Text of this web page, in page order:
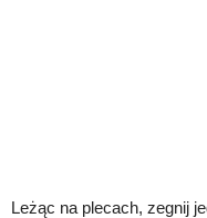
Leżąc na plecach, zegnij